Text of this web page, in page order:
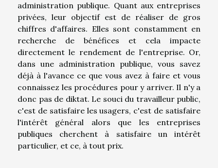
administration publique. Quant aux entreprises
privées, leur objectif est de réaliser de gros
chiffres d'affaires. Elles sont constamment en
recherche de bénéfices et cela impacte
directement le rendement de l'entreprise. Or,
dans une administration publique, vous savez
déjà à l'avance ce que vous avez à faire et vous
connaissez les procédures pour y arriver. Il n'y a
donc pas de diktat. Le souci du travailleur public,
c'est de satisfaire les usagers, c'est de satisfaire
l'intérêt général alors que les entreprises
publiques cherchent à satisfaire un intérêt
particulier, et ce, à tout prix.